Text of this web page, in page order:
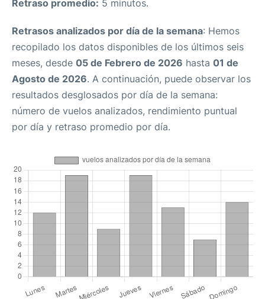
Retraso promedio: 5 minutos.
Retrasos analizados por día de la semana: Hemos
recopilado los datos disponibles de los últimos seis
meses, desde 05 de Febrero de 2026 hasta 01 de
Agosto de 2026. A continuación, puede observar los
resultados desglosados por día de la semana:
número de vuelos analizados, rendimiento puntual
por día y retraso promedio por día.